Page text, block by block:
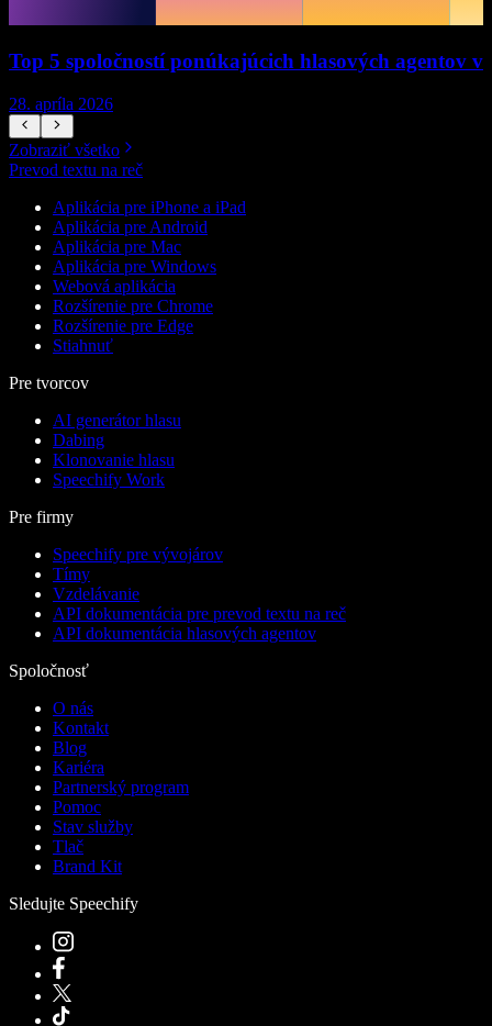
Top 5 spoločností ponúkajúcich hlasových agentov v
28. apríla 2026
Zobraziť všetko
Prevod textu na reč
Aplikácia pre iPhone a iPad
Aplikácia pre Android
Aplikácia pre Mac
Aplikácia pre Windows
Webová aplikácia
Rozšírenie pre Chrome
Rozšírenie pre Edge
Stiahnuť
Pre tvorcov
AI generátor hlasu
Dabing
Klonovanie hlasu
Speechify Work
Pre firmy
Speechify pre vývojárov
Tímy
Vzdelávanie
API dokumentácia pre prevod textu na reč
API dokumentácia hlasových agentov
Spoločnosť
O nás
Kontakt
Blog
Kariéra
Partnerský program
Pomoc
Stav služby
Tlač
Brand Kit
Sledujte Speechify